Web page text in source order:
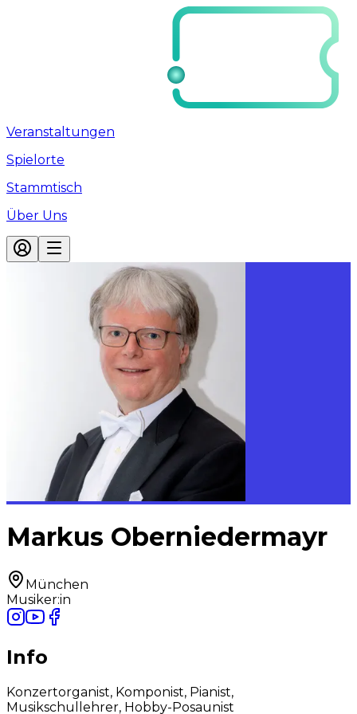
Veranstaltungen
Spielorte
Stammtisch
Über Uns
Markus Oberniedermayr
München
Musiker:in
Info
Konzertorganist, Komponist, Pianist,
Musikschullehrer, Hobby-Posaunist